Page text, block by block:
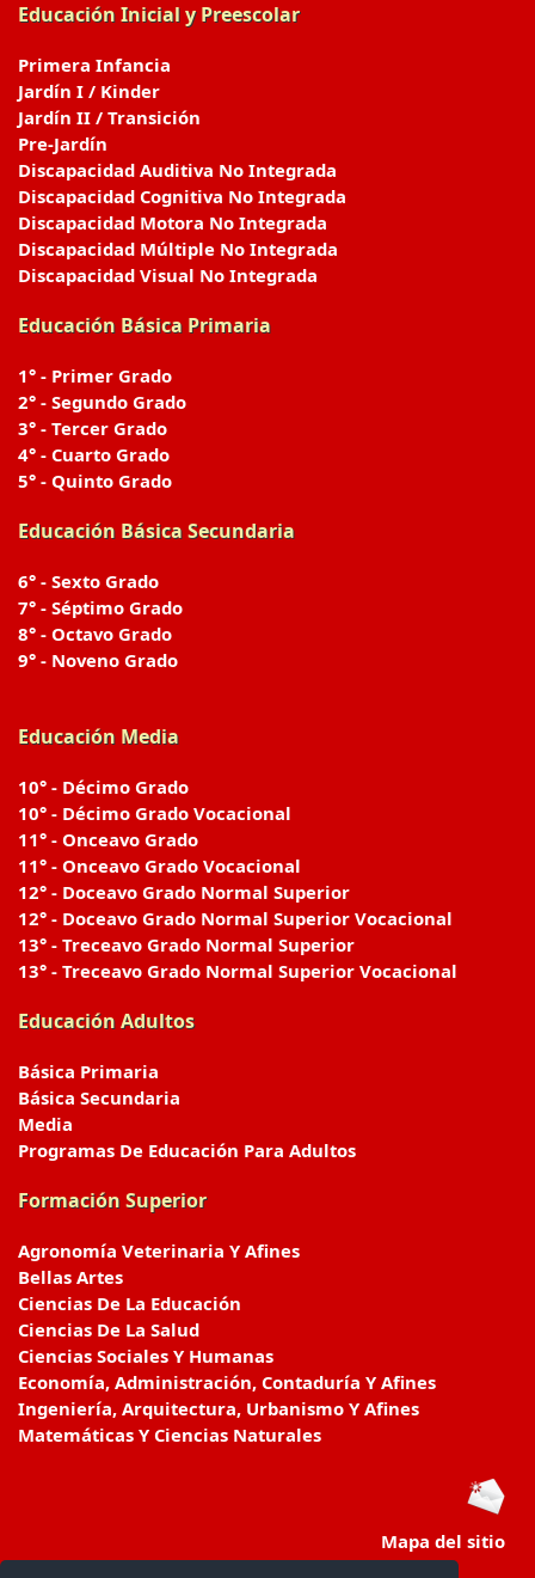
Educación Inicial y Preescolar
Primera Infancia
Jardín I / Kinder
Jardín II / Transición
Pre-Jardín
Discapacidad Auditiva No Integrada
Discapacidad Cognitiva No Integrada
Discapacidad Motora No Integrada
Discapacidad Múltiple No Integrada
Discapacidad Visual No Integrada
Educación Básica Primaria
1° - Primer Grado
2° - Segundo Grado
3° - Tercer Grado
4° - Cuarto Grado
5° - Quinto Grado
Educación Básica Secundaria
6° - Sexto Grado
7° - Séptimo Grado
8° - Octavo Grado
9° - Noveno Grado
Educación Media
10° - Décimo Grado
10° - Décimo Grado Vocacional
11° - Onceavo Grado
11° - Onceavo Grado Vocacional
12° - Doceavo Grado Normal Superior
12° - Doceavo Grado Normal Superior Vocacional
13° - Treceavo Grado Normal Superior
13° - Treceavo Grado Normal Superior Vocacional
Educación Adultos
Básica Primaria
Básica Secundaria
Media
Programas De Educación Para Adultos
Formación Superior
Agronomía Veterinaria Y Afines
Bellas Artes
Ciencias De La Educación
Ciencias De La Salud
Ciencias Sociales Y Humanas
Economía, Administración, Contaduría Y Afines
Ingeniería, Arquitectura, Urbanismo Y Afines
Matemáticas Y Ciencias Naturales
Mapa del sitio